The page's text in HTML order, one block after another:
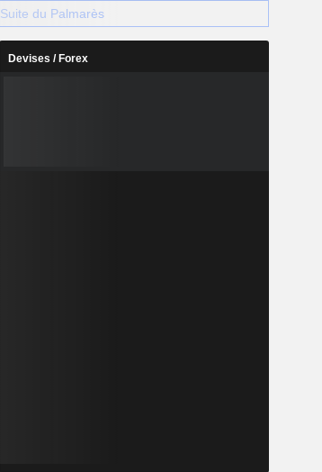
Suite du Palmarès
Devises / Forex